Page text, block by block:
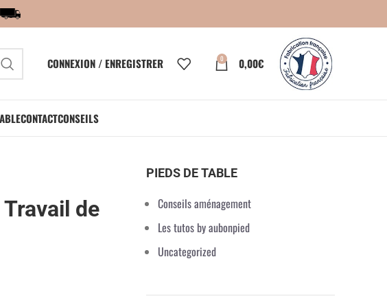
CONNEXION / ENREGISTRER 0 0,00€
CONTACTCONSEILS
de
PIEDS DE TABLE
Conseils aménagement
Les tutos by aubonpied
Uncategorized